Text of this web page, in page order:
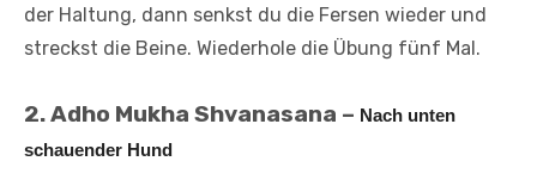
der Haltung, dann senkst du die Fersen wieder und
streckst die Beine. Wiederhole die Übung fünf Mal.
2. Adho Mukha Shvanasana – Nach unten
schauender Hund